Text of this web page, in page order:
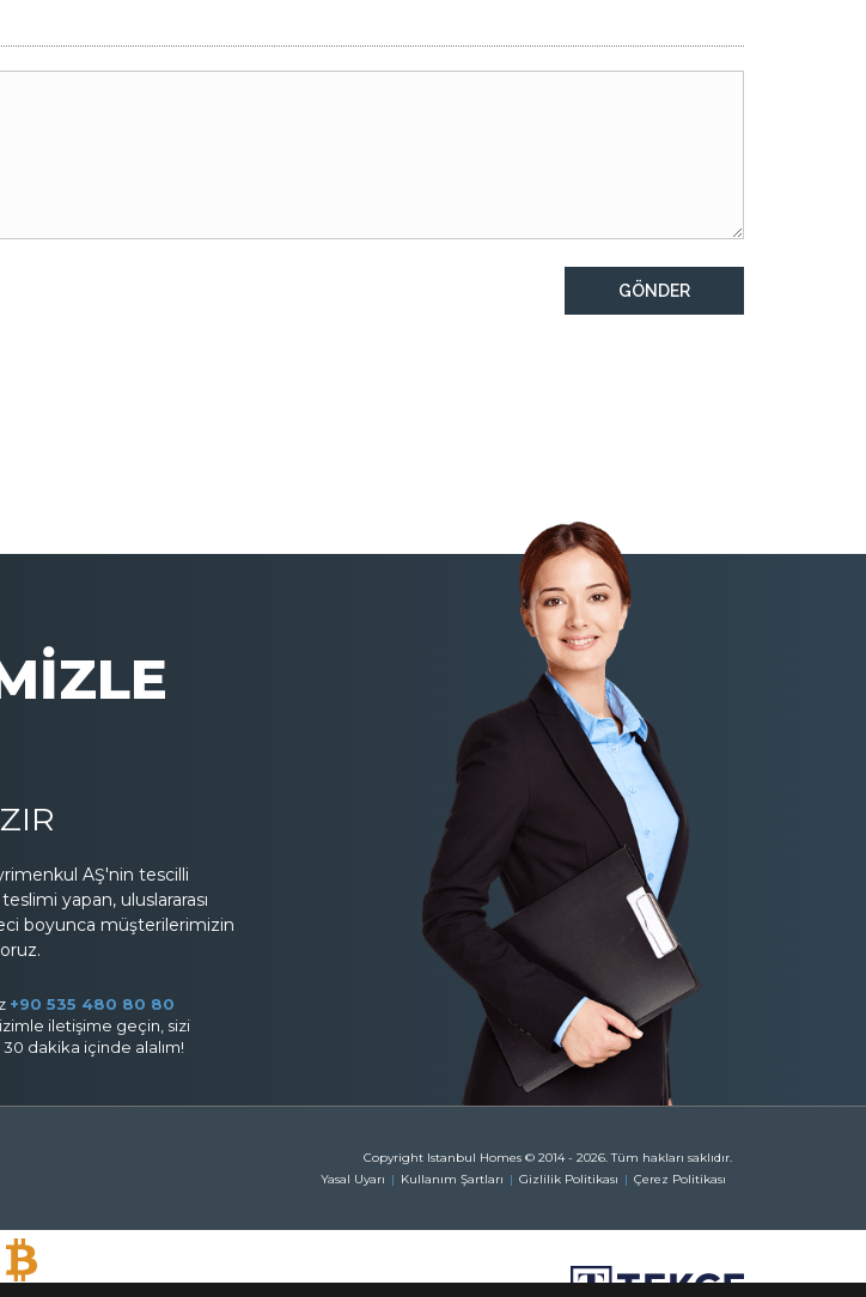
AŞ'nin tescilli
yapan, uluslararası
boyunca müşterilerimizin
+90 535 480 80 80
iletişime geçin, sizi
dakika içinde alalım!
Copyright Istanbul Homes © 2014 - 2026. Tüm hakları saklıdır.
Yasal Uyarı
Kullanım Şartları Gizlilik Politikası Çerez Politikası